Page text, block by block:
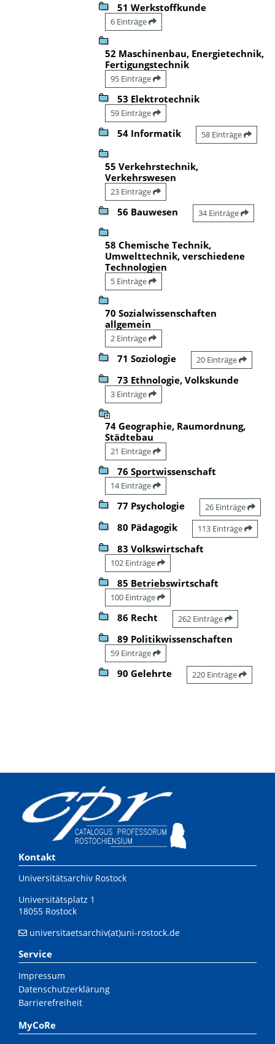
51 Werkstoffkunde
6 Einträge
52 Maschinenbau, Energietechnik,
Fertigungstechnik
95 Einträge
53 Elektrotechnik
59 Einträge
54 Informatik 58 Einträge
55 Verkehrstechnik,
Verkehrswesen
23 Einträge
56 Bauwesen 34 Einträge
58 Chemische Technik,
Umwelttechnik, verschiedene
Technologien
5 Einträge
70 Sozialwissenschaften
allgemein
2 Einträge
71 Soziologie 20 Einträge
73 Ethnologie, Volkskunde
3 Einträge
74 Geographie, Raumordnung,
Städtebau
21 Einträge
76 Sportwissenschaft
14 Einträge
77 Psychologie 26 Einträge
80 Pädagogik 113 Einträge
83 Volkswirtschaft
102 Einträge
85 Betriebswirtschaft
100 Einträge
86 Recht 262 Einträge
89 Politikwissenschaften
59 Einträge
90 Gelehrte 220 Einträge
Kontakt
Universitätsarchiv Rostock
Universitätsplatz 1
18055 Rostock
universitaetsarchiv(at)uni-rostock.de
Service
Impressum
Datenschutzerklärung
Barrierefreiheit
MyCoRe